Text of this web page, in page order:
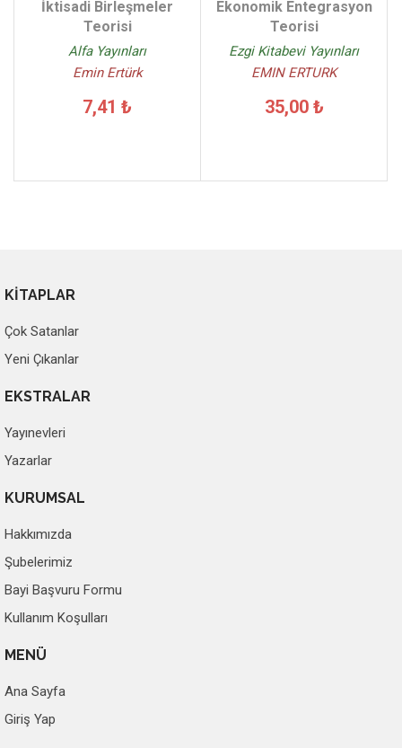
İktisadi Birleşmeler
Teorisi
Alfa Yayınları
Emin Ertürk
7,41 ₺
Ekonomik Entegrasyon
Teorisi
Ezgi Kitabevi Yayınları
EMIN ERTURK
35,00 ₺
KİTAPLAR
Çok Satanlar
Yeni Çıkanlar
EKSTRALAR
Yayınevleri
Yazarlar
KURUMSAL
Hakkımızda
Şubelerimiz
Bayi Başvuru Formu
Kullanım Koşulları
MENÜ
Ana Sayfa
Giriş Yap